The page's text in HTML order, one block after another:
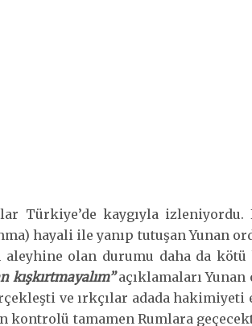
Türkiye’de kaygıyla
hayali ile yanıp tutuşan Yunan
aleyhine olan durumu daha da
kışkırtmayalım”açıklamaları Yunan
ve ırkçılar adada
kontrolü tamamen Rumlara